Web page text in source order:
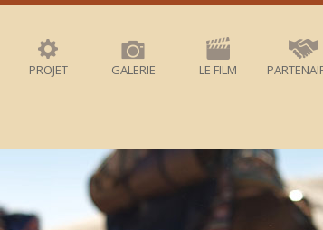
PROJET GALERIE LE FILM